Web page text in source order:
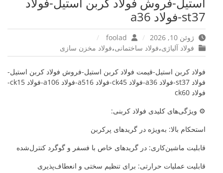
st37-فولاد a36
ژوئن 10, 2026
فولاد آلیاژی،فولاد ساختمانی،فولاد مخزن سازی
فولاد کربن استیل-قیمت فولاد کربن استیل-فروش فولاد کربن استیل-
فولاد st37-فولاد a36-فولاد ck45-فولاد a516-فولاد a106-فولاد ck15-
فولاد ck60
⚙️ ویژگی‌های کلیدی فولاد کربنی:
استحکام بالا: به‌ویژه در گریدهای پرکربن
قابلیت ماشین‌کاری: در گریدهای خاص با فسفر و گوگرد کنترل‌شده
قابلیت عملیات حرارتی: برای تنظیم سختی و انعطاف‌پذیری